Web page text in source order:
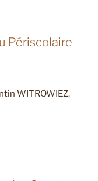
Périscolaire
WITROWIEZ,